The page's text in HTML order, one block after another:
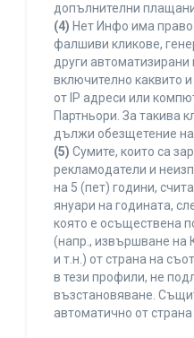
допълнителни
(4) Нет Инфо има
фалшиви кликове,
други автоматизирани
включително каквито
от IP адреси или
Партньори. За такива
дължи обезщетение
(5) Сумите, които са
рекламодатели и
на 5 (пет) години,
януари на годината,
която е осъществена
(напр., извършване на
и т.н.) от страна на
в тези профили, не
възстановяване.
автоматично от